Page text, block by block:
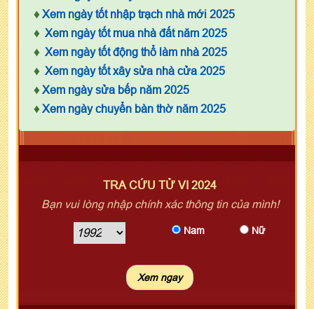
♦ Xem ngày tốt nhập trạch nhà mới 2025
♦ Xem ngày tốt mua nhà đất năm 2025
♦ Xem ngày tốt động thổ làm nhà 2025
♦ Xem ngày tốt xây sửa nhà cửa 2025
♦ Xem ngày sửa bếp năm 2025
♦ Xem ngày chuyển bàn thờ năm 2025
TRA CỨU TỬ VI 2024
Bạn vui lòng nhập chính xác thông tin của mình!
Nam Nữ